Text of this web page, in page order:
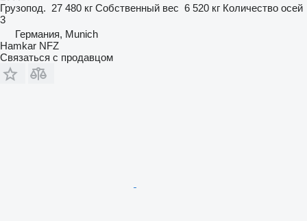
Грузопод. 27 480 кг Собственный вес 6 520 кг Количество осей
3
Германия, Munich
Hamkar NFZ
Связаться с продавцом